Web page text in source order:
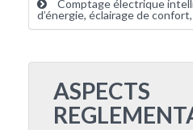
Comptage électrique
d’énergie, éclairage de
ASPECTS